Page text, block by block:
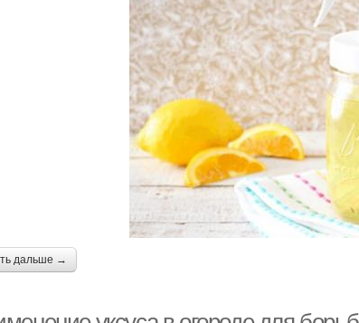
дальше →